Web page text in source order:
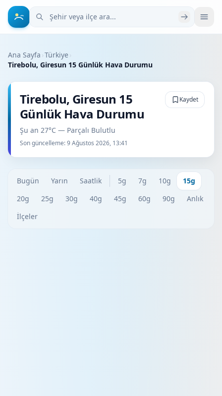
Şehir veya ilçe ara
Ana Sayfa ›Türkiye›
Tirebolu, Giresun 15 Günlük Hava Durumu
Tirebolu, Giresun 15
Günlük Hava Durumu
Şu an 27°C — Parçalı Bulutlu
Son güncelleme:9 Ağustos 2026, 13:41
Kaydet
Bugün Yarın Saatlik 5g 7g 10g
15g
20g
25g 30g 40g 45g 60g 90g
Anlık
İlçeler